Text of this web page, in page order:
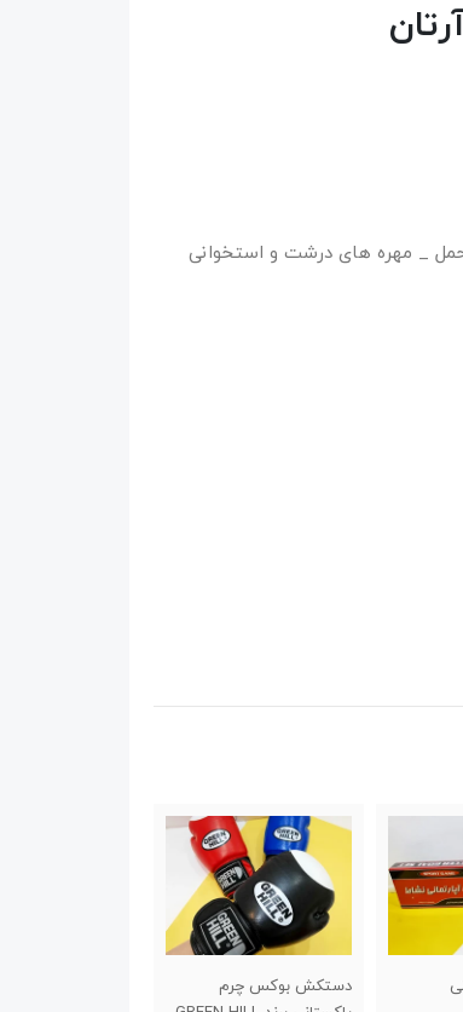
_ مهره های درشت و استخوانی
راکت بدمینتون یونکس تکی